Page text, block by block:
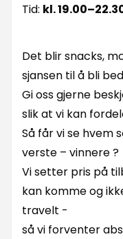
Tid: kl.
Det blir snacks,
sjansen til å bli
Gi oss gjerne
slik at vi kan
Så får vi se hvem
verste – vinnere ?
Vi setter pris på
kan komme og
travelt -
så vi forventer